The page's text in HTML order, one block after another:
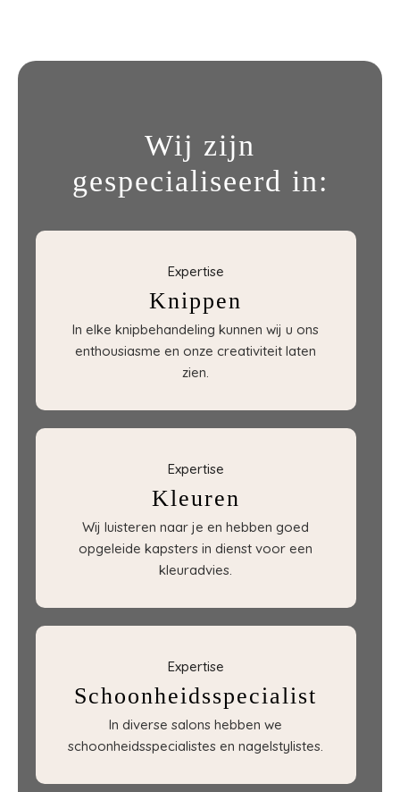
Wij zijn
gespecialiseerd in:
Expertise
Knippen
In elke knipbehandeling kunnen wij u ons
enthousiasme en onze creativiteit laten
zien.
Expertise
Kleuren
Wij luisteren naar je en hebben goed
opgeleide kapsters in dienst voor een
kleuradvies.
Expertise
Schoonheidsspecialist
In diverse salons hebben we
schoonheidsspecialistes en nagelstylistes.